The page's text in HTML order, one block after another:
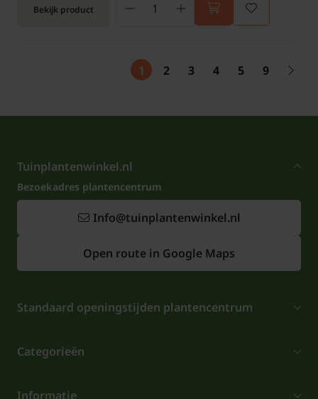
Bekijk product
1 2 3 4 5 9
Tuinplantenwinkel.nl
Bezoekadres plantencentrum
Info@tuinplantenwinkel.nl
Open route in Google Maps
Standaard openingstijden plantencentrum
Categorieën
Informatie